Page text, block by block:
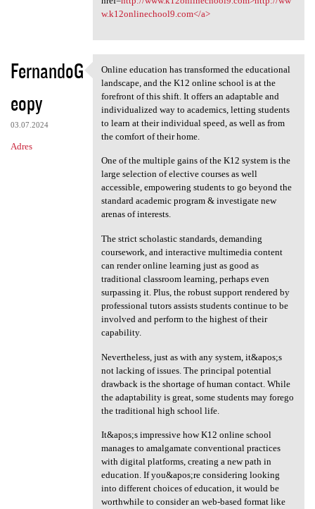
w.k12onlinechool9.com</a>
FernandoG
eopy
03.07.2024
Adres
Online education has
Online education has transformed the educational
landscape, and the K12 online school is at the
forefront of this shift. It offers an adaptable and
individualized way to academics, letting students
to learn at their individual speed, as well as from
the comfort of their home.
One of the multiple gains of the K12 system is the
large selection of elective courses as well
accessible, empowering students to go beyond the
standard academic program & investigate new
arenas of interests.
The strict scholastic standards, demanding
coursework, and interactive multimedia content
can render online learning just as good as
traditional classroom learning, perhaps even
surpassing it. Plus, the robust support rendered by
professional tutors assists students continue to be
involved and perform to the highest of their
capability.
Nevertheless, just as with any system, it&apos;s
not lacking of issues. The principal potential
drawback is the shortage of human contact. While
the adaptability is great, some students may forego
the traditional high school life.
It&apos;s impressive how K12 online school
manages to amalgamate conventional practices
with digital platforms, creating a new path in
education. If you&apos;re considering looking
into different choices of education, it would be
worthwhile to consider an web-based format like